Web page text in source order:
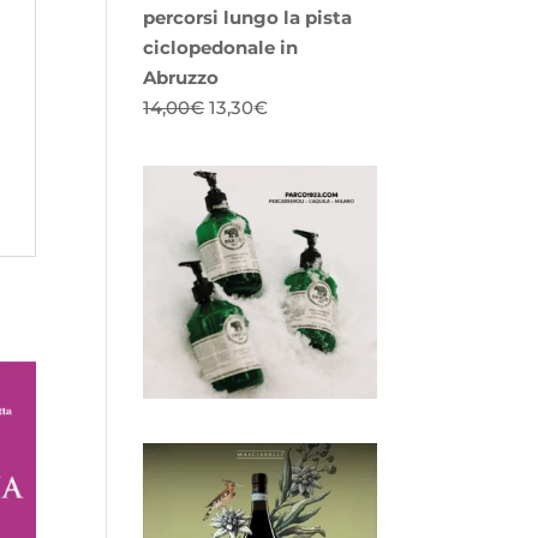
percorsi lungo la pista
ciclopedonale in
Abruzzo
14,00€ Il
originale
era:
14,00€.
13,30€
attuale
è:
13,30€.